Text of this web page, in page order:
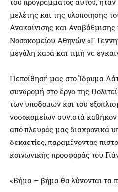
του προγράμματος αυτού,
μελέτης και της υλοποίησης
Ανακαίνισης και Αναβάθμισης
Νοσοκομείου Αθηνών «Γ.
μεγάλη χαρά και τιμή να
Πεποίθησή μας στο Ίδρυμα
συνδρομή στο έργο της
των υποδομών και του
νοσοκομείων συνιστά
από πλευράς μας διαχρονικά
δεκαετίες, παραμένοντας
κοινωνικής προσφοράς του
«Βήμα – βήμα θα λύνονται τα